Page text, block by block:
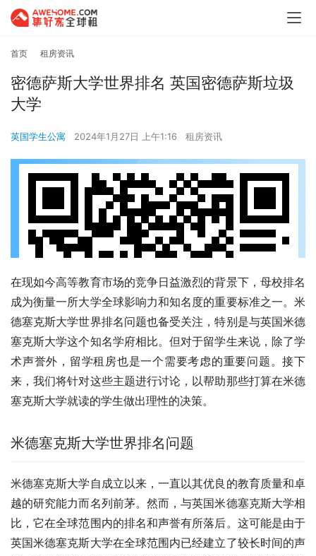
首页 租房资讯
密德萨斯大学世界排名 英国密德萨斯垃圾
大学
英国学生公寓 2024年1月27日 上午1:16 租房资讯
在现如今高等教育市场的竞争日益激烈的背景下，母校排名
成为衡量一所大学全球影响力和知名度的重要标准之一。米
德塞克斯大学世界排名问题也备受关注，特别是与英国米德
塞克斯大学这个知名学府相比。但对于留学生来说，除了学
术声誉外，留学租房也是一个需要考虑的重要问题。接下
来，我们将针对这些主题进行讨论，以帮助那些打算在米德
塞克斯大学就读的学生做出理性的决策。
米德塞克斯大学世界排名问题
米德塞克斯大学自成立以来，一直以其优良的教育质量和卓
越的研究能力而名列前茅。然而，与英国米德塞克斯大学相
比，它在全球范围内的排名和声誉有所落后。这可能是由于
英国米德塞克斯大学在全球范围内已经建立了较长时间的声